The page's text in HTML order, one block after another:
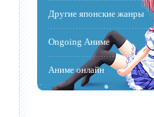
Другие японские жанры
Ongoing Аниме
Аниме онлайн